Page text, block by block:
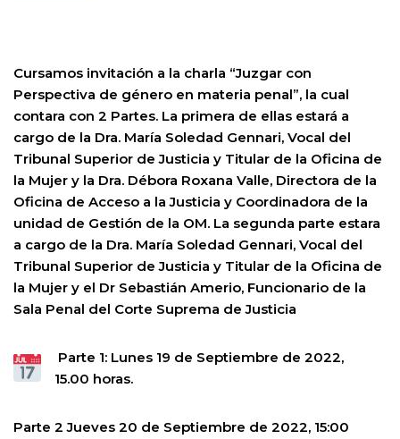
Cursamos invitación a la charla “Juzgar con
Perspectiva de género en materia penal”, la cual
contara con 2 Partes. La primera de ellas estará a
cargo de la Dra. María Soledad Gennari, Vocal del
Tribunal Superior de Justicia y Titular de la Oficina de
la Mujer y la Dra. Débora Roxana Valle, Directora de la
Oficina de Acceso a la Justicia y Coordinadora de la
unidad de Gestión de la OM. La segunda parte estara
a cargo de la Dra. María Soledad Gennari, Vocal del
Tribunal Superior de Justicia y Titular de la Oficina de
la Mujer y el Dr Sebastián Amerio, Funcionario de la
Sala Penal del Corte Suprema de Justicia
Parte 1: Lunes 19 de Septiembre de 2022,
15.00 horas.
Parte 2 Jueves 20 de Septiembre de 2022, 15:00